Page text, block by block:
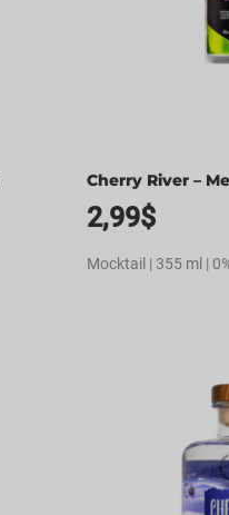
Cherry River –
2,99$
Mocktail | 355 ml |